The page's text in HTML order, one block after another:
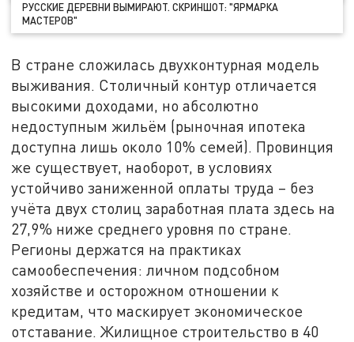
РУССКИЕ ДЕРЕВНИ ВЫМИРАЮТ. СКРИНШОТ: "ЯРМАРКА
МАСТЕРОВ"
В стране сложилась двухконтурная модель
выживания. Столичный контур отличается
высокими доходами, но абсолютно
недоступным жильём (рыночная ипотека
доступна лишь около 10% семей). Провинция
же существует, наоборот, в условиях
устойчиво заниженной оплаты труда – без
учёта двух столиц заработная плата здесь на
27,9% ниже среднего уровня по стране.
Регионы держатся на практиках
самообеспечения: личном подсобном
хозяйстве и осторожном отношении к
кредитам, что маскирует экономическое
отставание. Жилищное строительство в 40